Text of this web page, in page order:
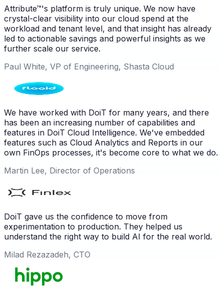
Attribute™'s platform is truly unique. We now have
crystal-clear visibility into our cloud spend at the
workload and tenant level, and that insight has already
led to actionable savings and powerful insights as we
further scale our service.
Paul White, VP of Engineering, Shasta Cloud
We have worked with DoiT for many years, and there
has been an increasing number of capabilities and
features in DoiT Cloud Intelligence. We've embedded
features such as Cloud Analytics and Reports in our
own FinOps processes, it's become core to what we do.
Martin Lee, Director of Operations
DoiT gave us the confidence to move from
experimentation to production. They helped us
understand the right way to build AI for the real world.
Milad Rezazadeh, CTO